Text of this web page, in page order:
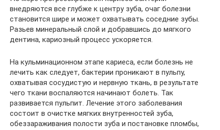
внедряются все глубже к центру зуба, очаг болезни
становится шире и может охватывать соседние зубы.
Разьев минеральный слой и добравшись до мягкого
дентина, кариозный процесс ускоряется.
На кульминационном этапе кариеса, если болезнь не
лечить как следует, бактерии проникают в пульпу,
охватывая сосудистую и нервную ткань, в результате
чего ткани воспаляются начинают болеть. Так
развивается пульпит. Лечение этого заболевания
состоит в очистке мягких внутренностей зуба,
обеззараживания полости зуба и постановке пломбы,